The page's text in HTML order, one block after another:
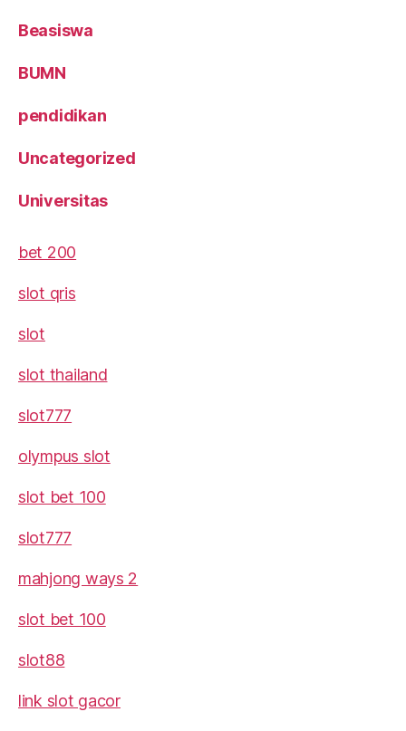
Beasiswa
BUMN
pendidikan
Uncategorized
Universitas
bet 200
slot qris
slot
slot thailand
slot777
olympus slot
slot bet 100
slot777
mahjong ways 2
slot bet 100
slot88
link slot gacor